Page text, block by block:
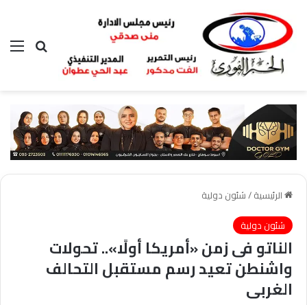
بحث عن
الرئيسية/شئون دولية
شئون دولية
الناتو فى زمن «أمريكا أولًا».. تحولات
واشنطن تعيد رسم مستقبل التحالف
الغربى